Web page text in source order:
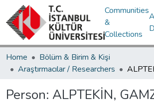
Communities
&
Collections
Home
Bölüm & Birim & Kişi
Araştırmacılar / Researchers
Person: ALPTEKİN,